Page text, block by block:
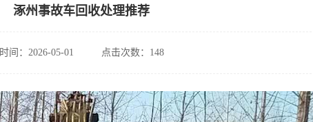
涿州事故车回收处理推荐
时间：2026-05-01 点击次数：148